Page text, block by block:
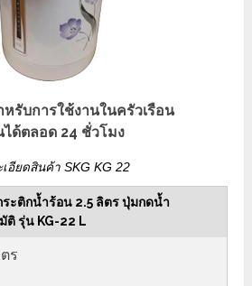
รับการใช้งานในครัวเรือน
ด้ตลอด 24 ชั่วโมง
เอียดสินค้า SKG KG 22
ระติกน้ำร้อน 2.5 ลิตร ปุ่มกดน้ำ
ติ รุ่น KG-22 L
ร